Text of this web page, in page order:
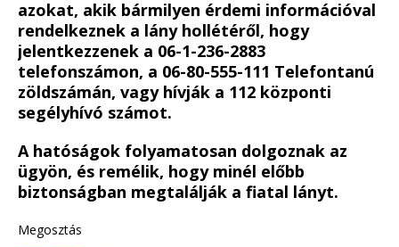
azokat, akik bármilyen érdemi információval
rendelkeznek a lány hollétéről, hogy
jelentkezzenek a 06-1-236-2883
telefonszámon, a 06-80-555-111 Telefontanú
zöldszámán, vagy hívják a 112 központi
segélyhívó számot.
A hatóságok folyamatosan dolgoznak az
ügyön, és remélik, hogy minél előbb
biztonságban megtalálják a fiatal lányt.
Megosztás